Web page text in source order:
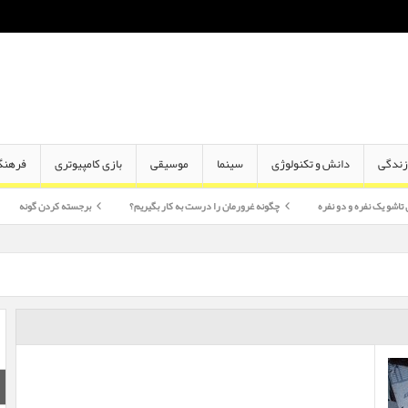
دانش و تکنولوژی سینما موسیقی بازی کامپیوتری
و دو نفره چگونه غرورمان را درست به کار بگیریم؟ برجسته کردن گونه